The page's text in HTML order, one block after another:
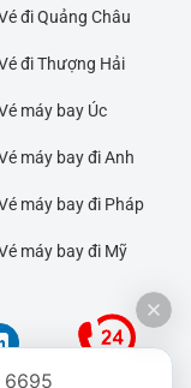
đi Quảng Châu
đi Thượng Hải
máy bay Úc
máy bay đi Anh
máy bay đi Pháp
máy bay đi Mỹ
6695